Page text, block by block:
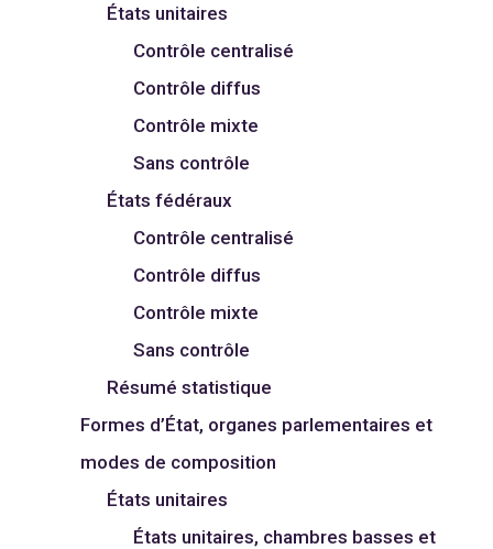
États unitaires
Contrôle centralisé
Contrôle diffus
Contrôle mixte
Sans contrôle
États fédéraux
Contrôle centralisé
Contrôle diffus
Contrôle mixte
Sans contrôle
Résumé statistique
Formes d’État, organes parlementaires et
modes de composition
États unitaires
États unitaires, chambres basses et